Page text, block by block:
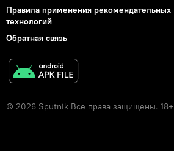
Правила применения рекомендательных
технологий
Обратная связь
© 2026 Sputnik Все права защищены. 18+